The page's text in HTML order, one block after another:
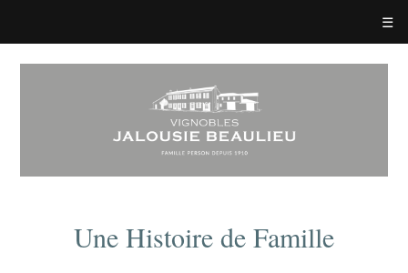
☰
Une Histoire de Famille